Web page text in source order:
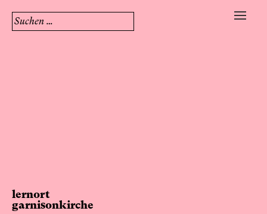
Suchen
nach:
lernort
garnisonkirche